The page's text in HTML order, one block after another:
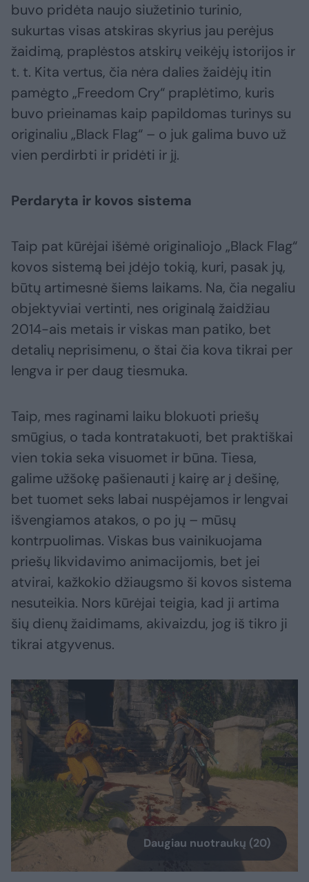
buvo pridėta naujo siužetinio turinio,
sukurtas visas atskiras skyrius jau perėjus
žaidimą, praplėstos atskirų veikėjų istorijos ir
t. t. Kita vertus, čia nėra dalies žaidėjų itin
pamėgto „Freedom Cry“ praplėtimo, kuris
buvo prieinamas kaip papildomas turinys su
originaliu „Black Flag“ – o juk galima buvo už
vien perdirbti ir pridėti ir jį.
Perdaryta ir kovos sistema
Taip pat kūrėjai išėmė originaliojo „Black Flag“
kovos sistemą bei įdėjo tokią, kuri, pasak jų,
būtų artimesnė šiems laikams. Na, čia negaliu
objektyviai vertinti, nes originalą žaidžiau
2014-ais metais ir viskas man patiko, bet
detalių neprisimenu, o štai čia kova tikrai per
lengva ir per daug tiesmuka.
Taip, mes raginami laiku blokuoti priešų
smūgius, o tada kontratakuoti, bet praktiškai
vien tokia seka visuomet ir būna. Tiesa,
galime užšokę pašienauti į kairę ar į dešinę,
bet tuomet seks labai nuspėjamos ir lengvai
išvengiamos atakos, o po jų – mūsų
kontrpuolimas. Viskas bus vainikuojama
priešų likvidavimo animacijomis, bet jei
atvirai, kažkokio džiaugsmo ši kovos sistema
nesuteikia. Nors kūrėjai teigia, kad ji artima
šių dienų žaidimams, akivaizdu, jog iš tikro ji
tikrai atgyvenus.
Daugiau nuotraukų (20)